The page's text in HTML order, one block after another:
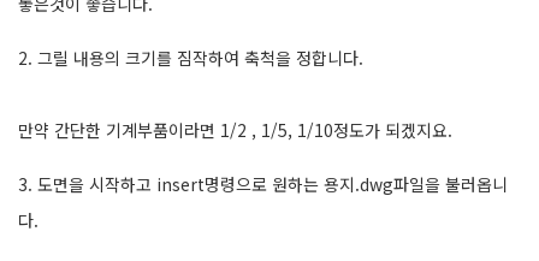
2. 그릴 내용의 크기를 짐작하여 축척을 정합니다.
만약 간단한 기계부품이라면 1/2 , 1/5, 1/10정도가 되겠지요.
3. 도면을 시작하고 insert명령으로 원하는 용지.dwg파일을 불러옵니
다.